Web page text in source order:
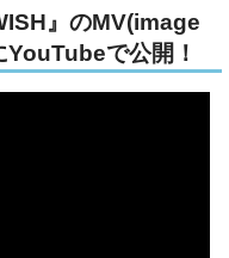
』のMV(image
で公開！